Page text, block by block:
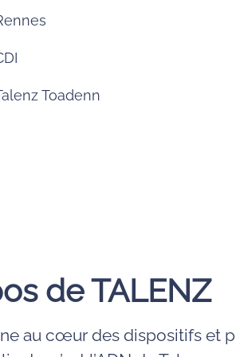
Toadenn
de TALENZ
au cœur des dispositifs et